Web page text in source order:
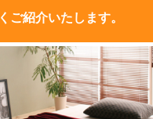
くご紹介いたします。